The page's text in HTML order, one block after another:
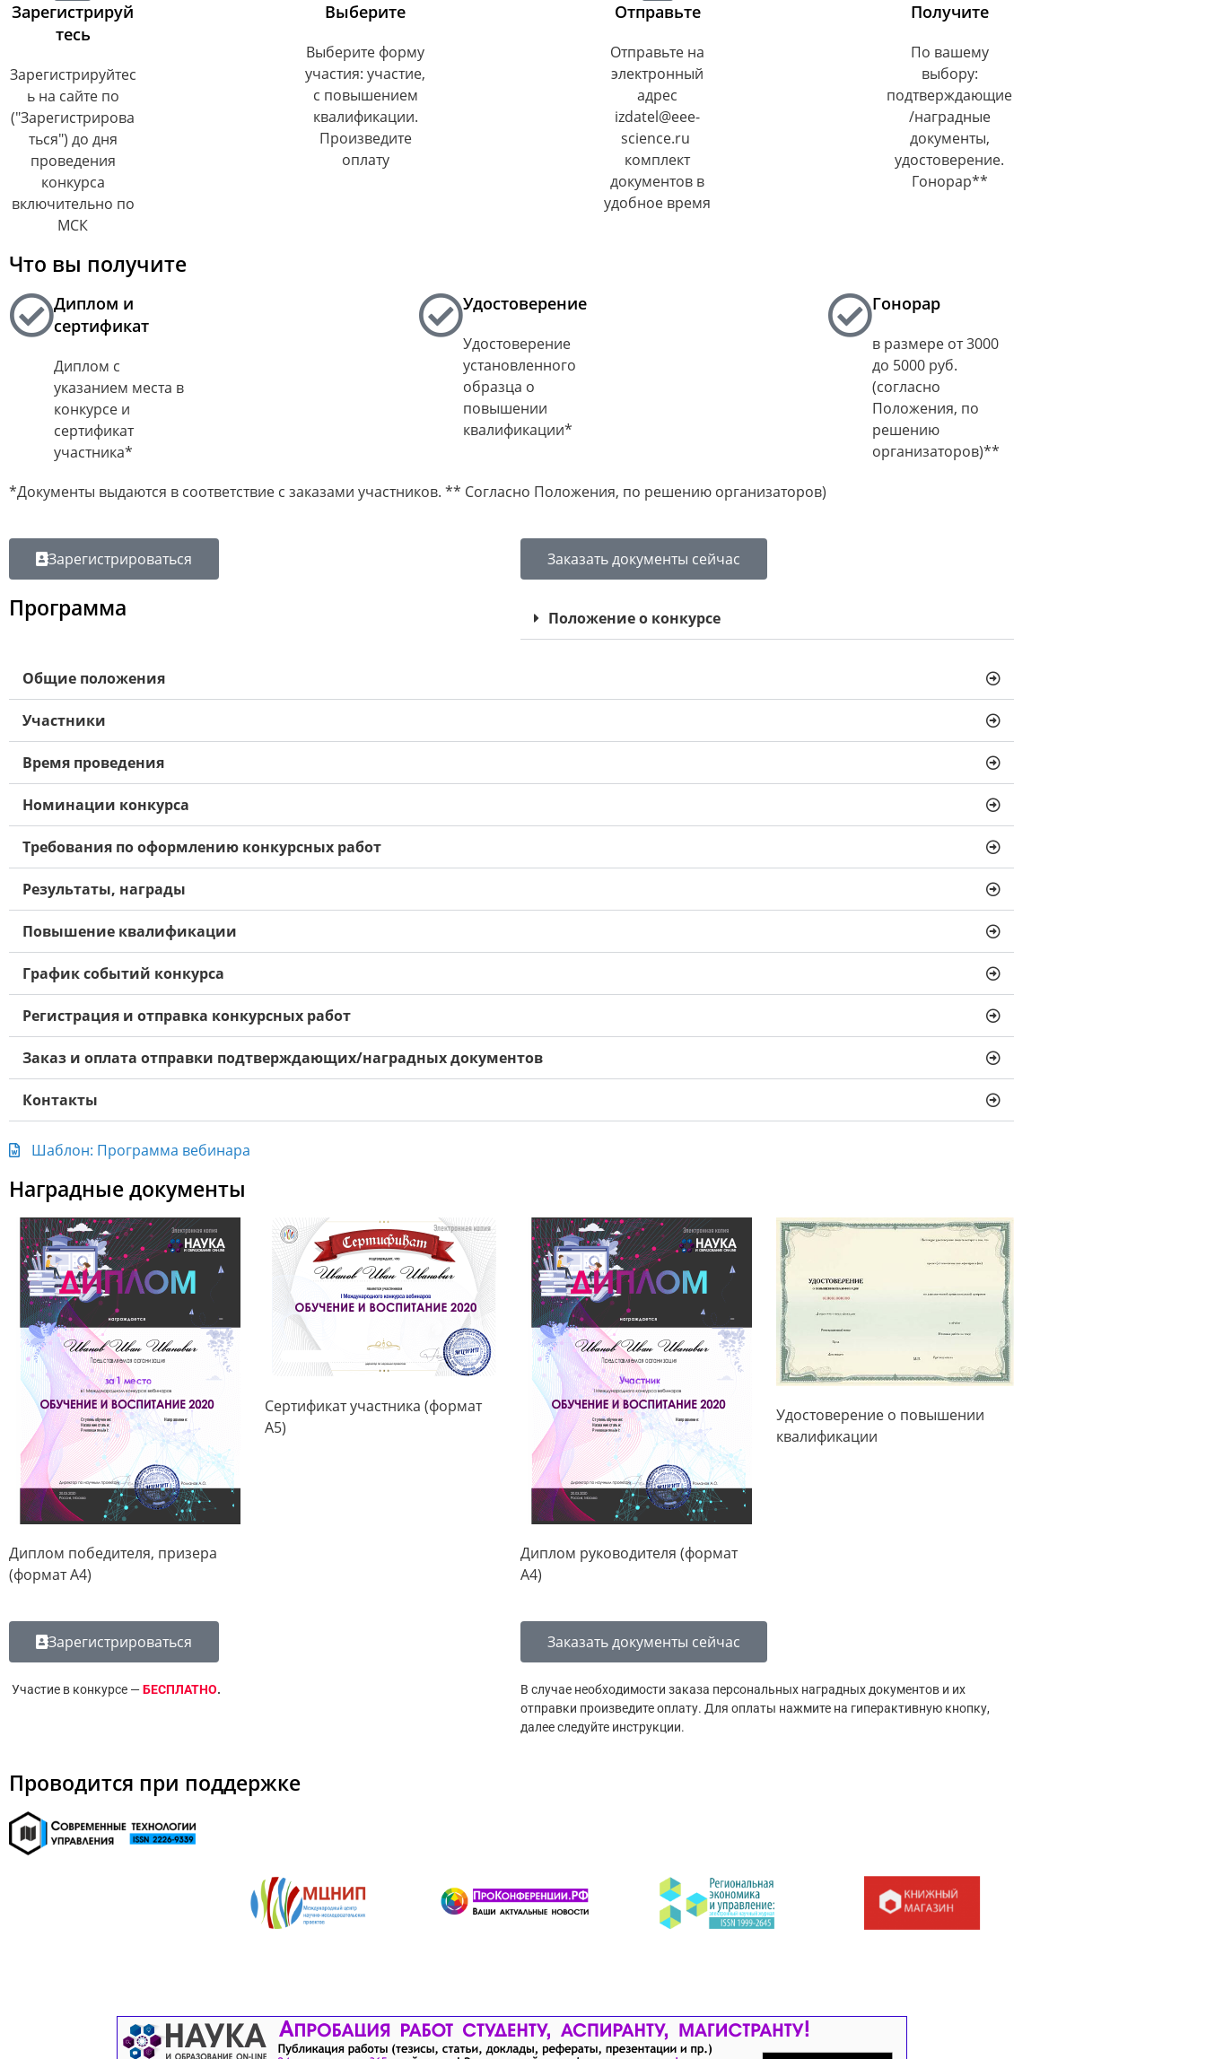
Зарегистрируй
тесь
Зарегистрируйтес
ь на сайте по
("Зарегистрирова
ться") до дня
проведения
конкурса
включительно по
МСК
Выберите
Выберите форму
участия: участие,
с повышением
квалификации.
Произведите
оплату
Отправьте
Отправьте на
электронный
адрес
izdatel@eee-
science.ru
комплект
документов в
удобное время
Получите
По вашему
выбору:
подтверждающие
/наградные
документы,
удостоверение.
Гонорар**
Что вы получите
Диплом и
сертификат
Диплом с
указанием места в
конкурсе и
сертификат
участника*
Удостоверение
Удостоверение
установленного
образца о
повышении
квалификации*​
Гонорар
в размере от 3000
до 5000 руб.
(согласно
Положения, по
решению
организаторов)**
*Документы выдаются в соответствие с заказами участников. ** Согласно Положения, по решению организаторов)
Зарегистрироваться Заказать документы сейчас
Программа Положение о конкурсе
Общие положения
Участники
Время проведения
Номинации конкурса
Требования по оформлению конкурсных работ
Результаты, награды
Повышение квалификации
График событий конкурса
Регистрация и отправка конкурсных работ
Заказ и оплата отправки подтверждающих/наградных документов
Контакты
Шаблон: Программа вебинара
Наградные документы
Диплом победителя, призера
(формат А4)
Сертификат участника (формат
А5)
Диплом руководителя (формат
А4)
Удостоверение о повышении
квалификации
Зарегистрироваться
Участие в конкурсе —БЕСПЛАТНО.
Заказать документы сейчас
В случае необходимости заказа персональных наградных документов и их
отправки произведите оплату. Для оплаты нажмите на гиперактивную кнопку,
далее следуйте инструкции.
Проводится при поддержке